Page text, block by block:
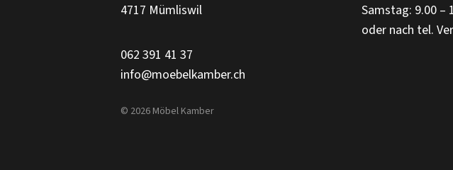
4717 Mümliswil
062 391 41 37
info@moebelkamber.ch
Samstag: 9.00 –
oder nach tel.
© 2026 Möbel Kamber